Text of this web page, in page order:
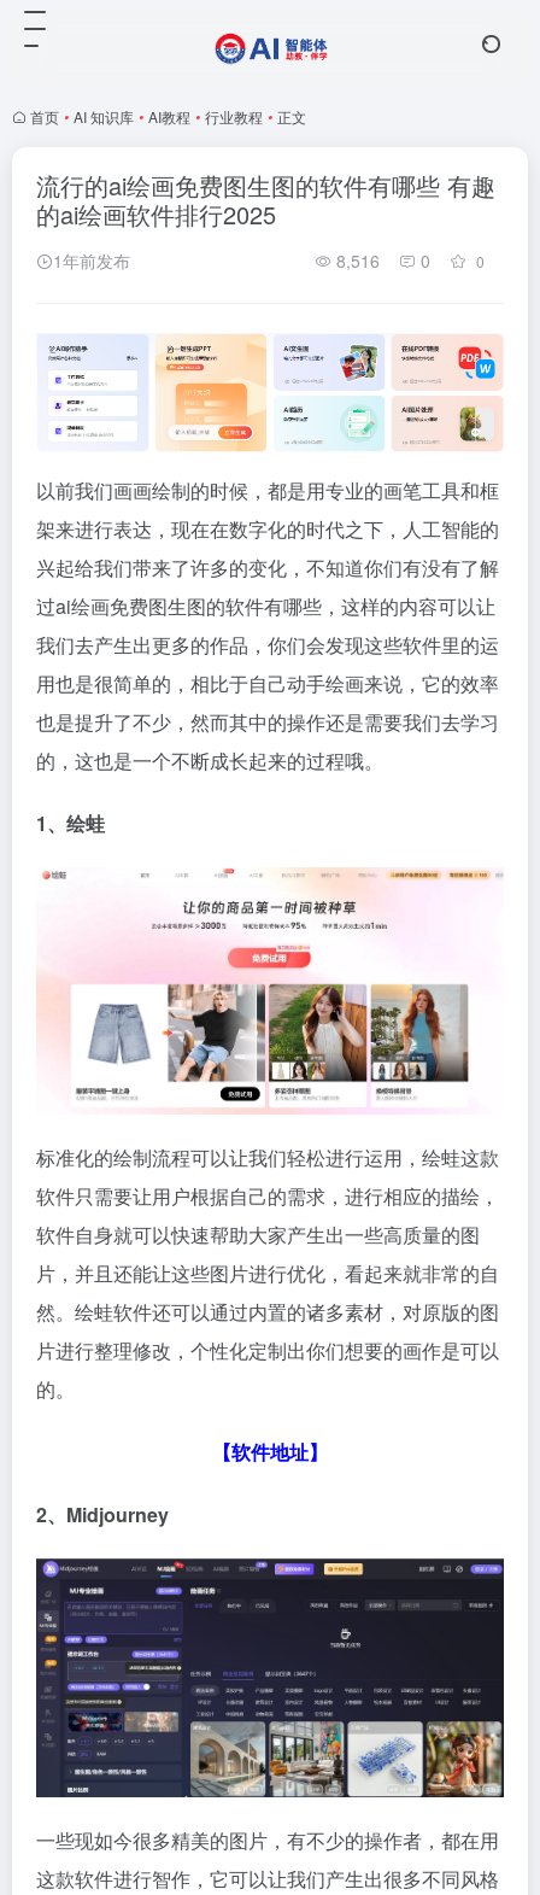
首页 • AI 知识库 • AI教程 • 行业教程 • 正文
流行的ai绘画免费图生图的软件有哪些 有趣
的ai绘画软件排行2025
1年前发布 8,516 0 0
以前我们画画绘制的时候，都是用专业的画笔工具和框
架来进行表达，现在在数字化的时代之下，人工智能的
兴起给我们带来了许多的变化，不知道你们有没有了解
过ai绘画免费图生图的软件有哪些，这样的内容可以让
我们去产生出更多的作品，你们会发现这些软件里的运
用也是很简单的，相比于自己动手绘画来说，它的效率
也是提升了不少，然而其中的操作还是需要我们去学习
的，这也是一个不断成长起来的过程哦。
1、绘蛙
标准化的绘制流程可以让我们轻松进行运用，绘蛙这款
软件只需要让用户根据自己的需求，进行相应的描绘，
软件自身就可以快速帮助大家产生出一些高质量的图
片，并且还能让这些图片进行优化，看起来就非常的自
然。绘蛙软件还可以通过内置的诸多素材，对原版的图
片进行整理修改，个性化定制出你们想要的画作是可以
的。
【软件地址】
2、Midjourney
一些现如今很多精美的图片，有不少的操作者，都在用
这款软件进行智作，它可以让我们产生出很多不同风格